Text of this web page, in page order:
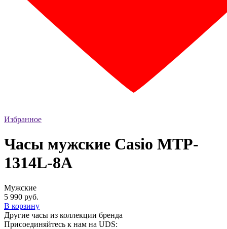
Избранное
Часы мужские Casio MTP-
1314L-8A
Мужские
5 990 руб.
В корзину
Другие часы из коллекции бренда
Присоединяйтесь к нам на UDS: